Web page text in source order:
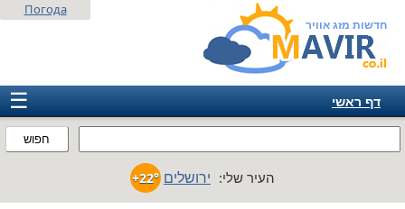
חדשות מזג אוויר
חפוש
Погода
☰
דף ראשי
אמריקה
העיר שלי: ירושלים +22°